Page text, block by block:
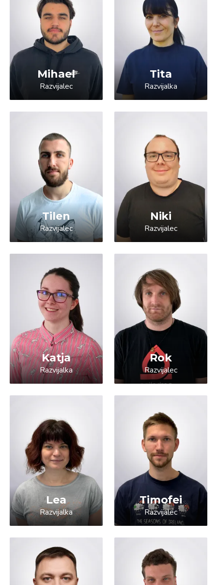
Mihael
Razvijalec
Tita
Razvijalka
Tilen
Razvijalec
Niki
Razvijalec
Katja
Razvijalka
Rok
Razvijalec
Lea
Razvijalka
Timofei
Razvijalec